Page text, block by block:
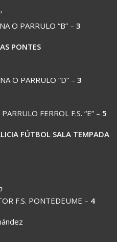
O PARRULO “B” – 3
PONTES
O PARRULO “D” – 3
FERROL F.S. “E” – 5
FÚTBOL SALA TEMPADA
F.S. PONTEDEUME – 4